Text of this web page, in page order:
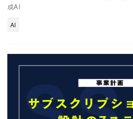
成AI
AI